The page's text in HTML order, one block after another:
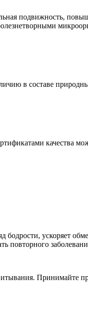
подвижность,
в составе
качества
бодрости, ускоряет
повторного
Принимайте